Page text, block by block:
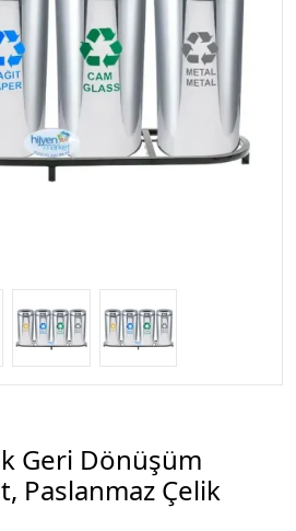
Geri Dönüşüm
Paslanmaz Çelik